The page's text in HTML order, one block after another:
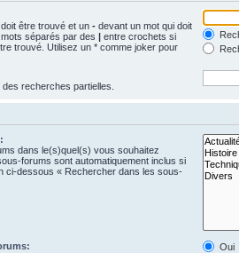
être trouvé et un - devant un mot qui doit
séparés par des | entre crochets si
trouvé. Utilisez un * comme joker pour
recherches partielles.
dans le(s)quel(s) vous souhaitez
forums sont automatiquement inclus si
ci-dessous « Rechercher dans les sous-
Oui